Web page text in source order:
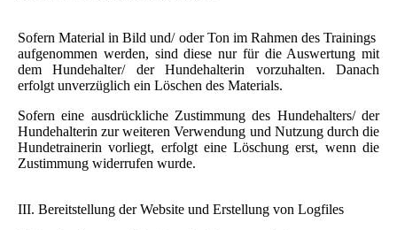
Sofern Material in Bild und/ oder Ton im Rahmen des Trainings
aufgenommen werden, sind diese nur für die Auswertung mit
dem Hundehalter/ der Hundehalterin vorzuhalten. Danach
erfolgt unverzüglich ein Löschen des Materials.
Sofern eine ausdrückliche Zustimmung des Hundehalters/ der
Hundehalterin zur weiteren Verwendung und Nutzung durch die
Hundetrainerin vorliegt, erfolgt eine Löschung erst, wenn die
Zustimmung widerrufen wurde.
III. Bereitstellung der Website und Erstellung von Logfiles